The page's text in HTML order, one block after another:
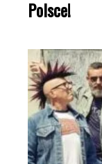
Polsce!